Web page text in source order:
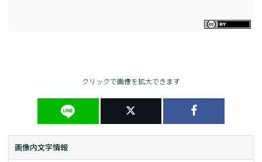
クリックで画像を拡大できます
画像内文字情報